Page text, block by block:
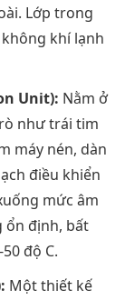
Lớp trong
khí lạnh
Unit): Nằm ở
như trái tim
máy nén, dàn
điều khiển
mức âm
ổn định, bất
độ C.
Một thiết kế